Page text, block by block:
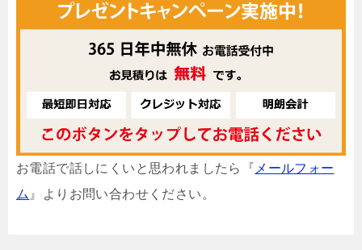
お電話で話しにくいと思われましたら『 メールフォー
ム 』よりお問い合わせください。